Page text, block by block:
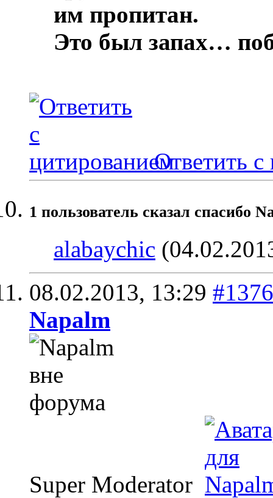
им пропитан.
Это был запах…
Ответить с
1 пользователь сказал cпасибо
alabaychic
08.02.2013, 13:29 #1376
Napalm
Super Moderator